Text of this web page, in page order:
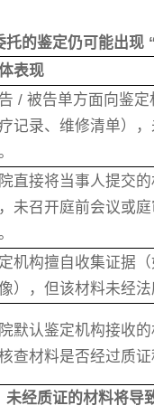
的鉴定仍可能出现
表现
/ 被告单方面向鉴
记录、维修清单）
直接将当事人提交
未召开庭前会议或
机构擅自收集证据
），但该材料未经法
默认鉴定机构接收
查材料是否经过质证
未经质证的材料将导